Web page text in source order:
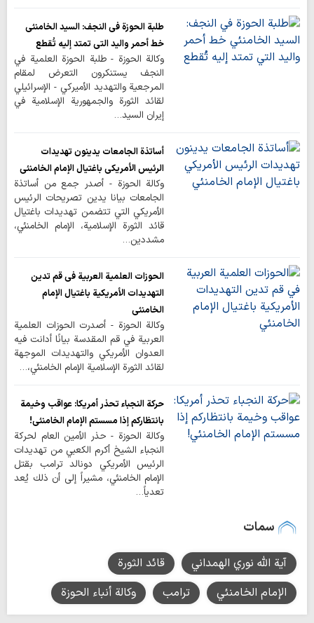
طلبة الحوزة في النجف: السيد الخامنئي
خط أحمر واليد التي تمتد إليه تُقطع
وكالة الحوزة - طلبة الحوزة العلمية في
النجف يستنكرون التعرض لمقام
المرجعية والتهديد الأميركي - الإسرائيلي
لقائد الثورة والجمهورية الإسلامية في
إيران السيد…
أساتذة الجامعات يدينون تهديدات
الرئيس الأمريكي باغتيال الإمام الخامنئي
وكالة الحوزة - أصدر جمع من أساتذة
الجامعات بيانا يدين تصريحات الرئيس
الأمريكي التي تتضمن تهديدات باغتيال
قائد الثورة الإسلامية، الإمام الخامنئي،
مشددين…
الحوزات العلمية العربية في قم تدين
التهديدات الأمريكية باغتيال الإمام
الخامنئي
وكالة الحوزة - أصدرت الحوزات العلمية
العربية في قم المقدسة بيانًا أدانت فيه
العدوان الأمريكي والتهديدات الموجهة
لقائد الثورة الإسلامية الإمام الخامنئي،…
حركة النجباء تحذر أمريكا: عواقب وخيمة
بانتظاركم إذا مسستم الإمام الخامنئي!
وكالة الحوزة - حذر الأمين العام لحركة
النجباء الشيخ أكرم الكعبي من تهديدات
الرئيس الأمريكي دونالد ترامب بقتل
الإمام الخامنئي، مشيراً إلى أن ذلك يُعد
تعدياً…
سمات
آية الله نوري الهمداني
قائد الثورة
الإمام الخامنئي
ترامب وكالة أنباء الحوزة